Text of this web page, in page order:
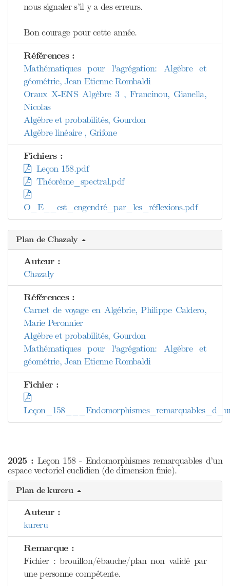
nous signaler s’il y a des erreurs.
Bon courage pour cette année.
Références :
Mathématiques pour l'agrégation: Algèbre et
géométrie, Jean Etienne Rombaldi
Oraux X-ENS Algèbre 3 , Francinou, Gianella,
Nicolas
Algèbre et probabilités, Gourdon
Algèbre linéaire , Grifone
Fichiers :
Leçon 158.pdf
Théorème_spectral.pdf
O_E__est_engendré_par_les_réflexions.pdf
Plan de Chazaly
Auteur :
Chazaly
Références :
Carnet de voyage en Algébrie, Philippe Caldero,
Marie Peronnier
Algèbre et probabilités, Gourdon
Mathématiques pour l'agrégation: Algèbre et
géométrie, Jean Etienne Rombaldi
Fichier :
2025 : Leçon 158 - Endomorphismes remarquables d’un
espace vectoriel euclidien (de dimension finie).
Plan de kureru
Auteur :
kureru
Remarque :
Fichier : brouillon/ébauche/plan non validé par
une personne compétente.